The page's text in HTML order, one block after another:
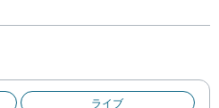
ライブ